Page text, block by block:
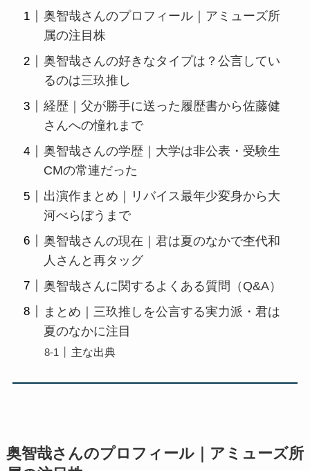
奥智哉さんのプロフィール｜アミューズ所
属の注目株
奥智哉さんの好きなタイプは？公言してい
るのは三玖推し
経歴｜父が勝手に送った履歴書から佐藤健
さんへの憧れまで
奥智哉さんの学歴｜大学は非公表・受験生
CMの常連だった
出演作まとめ｜リバイス最年少変身から大
河べらぼうまで
奥智哉さんの現在｜君は夏のなかで杢代和
人さんと再タッグ
奥智哉さんに関するよくある質問（Q&A）
まとめ｜三玖推しを公言する実力派・君は
夏のなかに注目
主な出典
奥智哉さんのプロフィール｜アミューズ所